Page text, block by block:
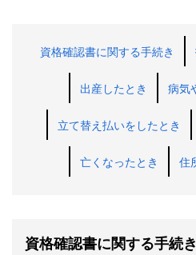
資格確認書に関する手続き
出産したとき 病気
立て替え払いをしたとき
亡くなったとき 住
資格確認書に関する手続き